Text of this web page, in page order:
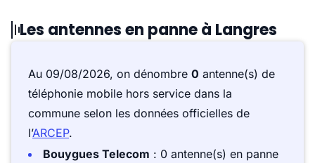
Les antennes en panne à Langres
Au 09/08/2026, on dénombre 0 antenne(s) de
téléphonie mobile hors service dans la
commune selon les données officielles de
l’ARCEP.
Bouygues Telecom : 0 antenne(s) en panne